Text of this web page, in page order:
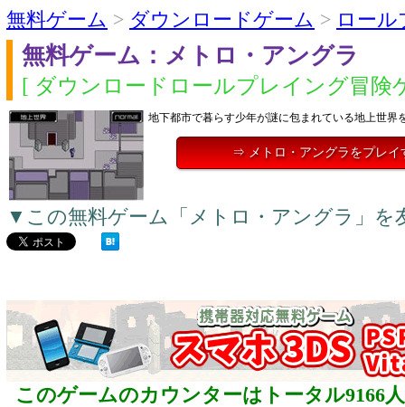
無料ゲーム > ダウンロードゲーム > ロー
無料ゲーム：メトロ・アングラ
[ ダウンロードロールプレイング冒険
地下都市で暮らす少年が謎に包まれている地上世界
⇒ メトロ・アングラをプレイ
▼この無料ゲーム「メトロ・アングラ」を
このゲームのカウンターはトータル9166